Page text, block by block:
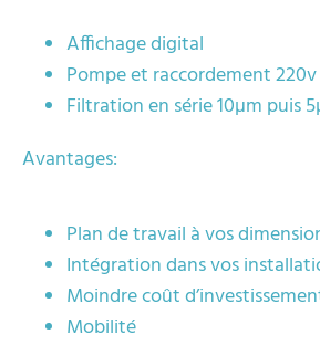
Affichage digital
Pompe et raccordement 220v
Filtration en série 10µm puis
Avantages:
Plan de travail à vos
Intégration dans vos
Moindre coût
Mobilité